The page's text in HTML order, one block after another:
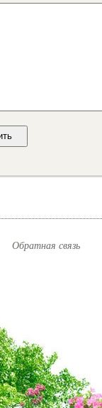
Обратная связь